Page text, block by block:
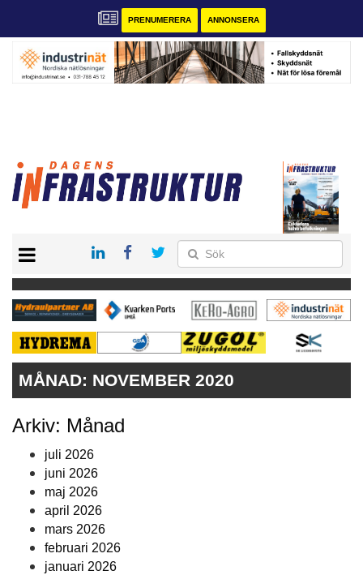
PRENUMERERA ANNONSERA
KONTAKT
VÅRA ANDRA MAGASIN
PRENUMERERA
ANNONSERA
MÅNAD: NOVEMBER 2020
Arkiv: Månad
juli 2026
juni 2026
maj 2026
april 2026
mars 2026
februari 2026
januari 2026